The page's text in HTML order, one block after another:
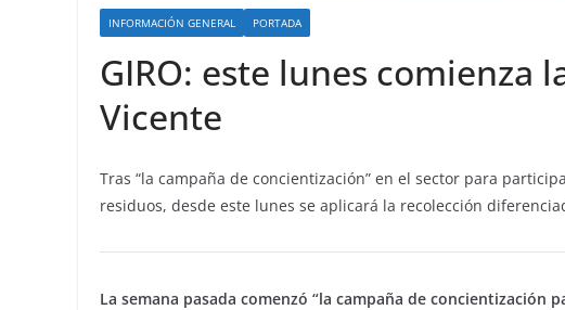
INFORMACIÓN GENERAL PORTADA
GIRO: este lunes comienza
Vicente
Tras “la campaña de concientización” en el sector para
residuos, desde este lunes se aplicará la recolección
La semana pasada comenzó “la campaña de concientización